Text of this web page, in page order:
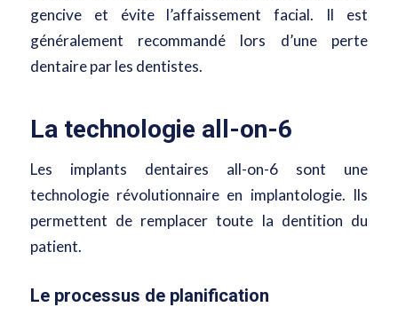
gencive et évite l’affaissement facial. Il est
généralement recommandé lors d’une perte
dentaire par les dentistes.
La technologie all-on-6
Les implants dentaires all-on-6 sont une
technologie révolutionnaire en implantologie. Ils
permettent de remplacer toute la dentition du
patient.
Le processus de planification